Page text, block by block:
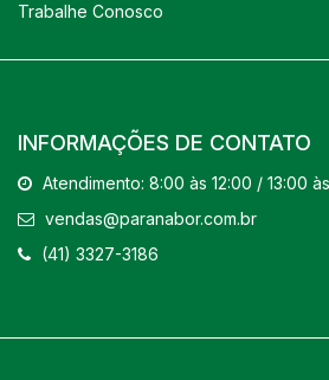
Trabalhe Conosco
INFORMAÇÕES DE CONTATO
Atendimento: 8:00 às 12:00 / 13:00
vendas@paranabor.com.br
(41) 3327-3186